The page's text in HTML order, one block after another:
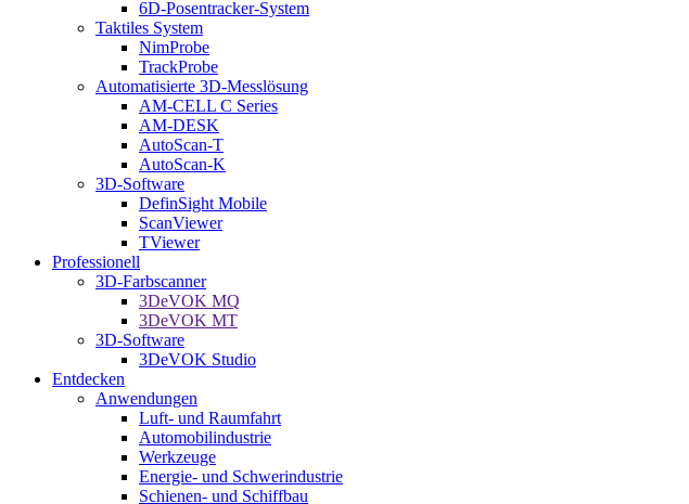
6D-Posentracker-System
Taktiles System
NimProbe
TrackProbe
Automatisierte 3D-Messlösung
AM-CELL C Series
AM-DESK
AutoScan-T
AutoScan-K
3D-Software
DefinSight Mobile
ScanViewer
TViewer
Professionell
3D-Farbscanner
3DeVOK MQ
3DeVOK MT
3D-Software
3DeVOK Studio
Entdecken
Anwendungen
Luft- und Raumfahrt
Automobilindustrie
Werkzeuge
Energie- und Schwerindustrie
Schienen- und Schiffbau